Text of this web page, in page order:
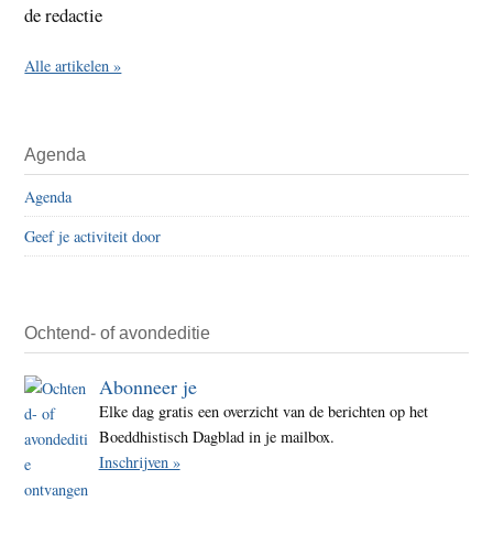
de redactie
Alle artikelen »
Agenda
Agenda
Geef je activiteit door
Ochtend- of avondeditie
Abonneer je
Elke dag gratis een overzicht van de berichten op het
Boeddhistisch Dagblad in je mailbox.
Inschrijven »